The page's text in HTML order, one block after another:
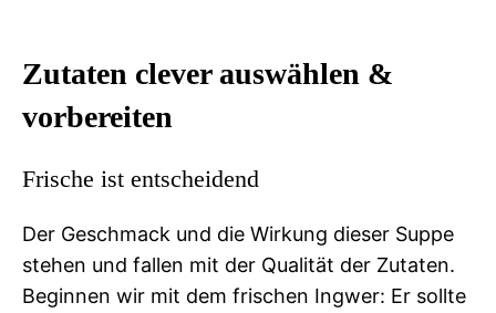
Zutaten clever auswählen &
vorbereiten
Frische ist entscheidend
Der Geschmack und die Wirkung dieser Suppe
stehen und fallen mit der Qualität der Zutaten.
Beginnen wir mit dem frischen Ingwer: Er sollte